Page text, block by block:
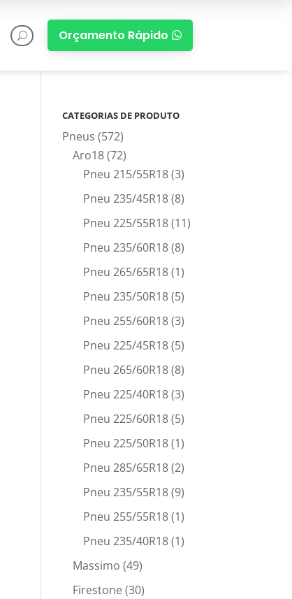
U Orçamento Rápido 
CATEGORIAS DE PRODUTO
Pneus (572)
Aro18(72)
Pneu 215/55R18(3)
Pneu 235/45R18(8)
Pneu 225/55R18(11)
Pneu 235/60R18(8)
Pneu 265/65R18(1)
Pneu 235/50R18(5)
Pneu 255/60R18(3)
Pneu 225/45R18(5)
Pneu 265/60R18(8)
Pneu 225/40R18(3)
Pneu 225/60R18(5)
Pneu 225/50R18(1)
Pneu 285/65R18(2)
Pneu 235/55R18(9)
Pneu 255/55R18(1)
Pneu 235/40R18(1)
Massimo (49)
Firestone(30)